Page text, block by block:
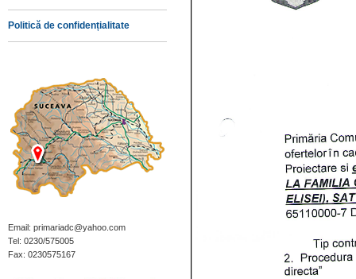
Politică de confidențialitate
Email: primariadc@yahoo.com
Tel: 0230/575005
Fax: 0230575167